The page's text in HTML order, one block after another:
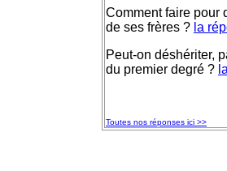
Comment faire pour
de ses frères ? la
Peut-on déshériter,
du premier degré ?
Toutes nos réponses ici >>